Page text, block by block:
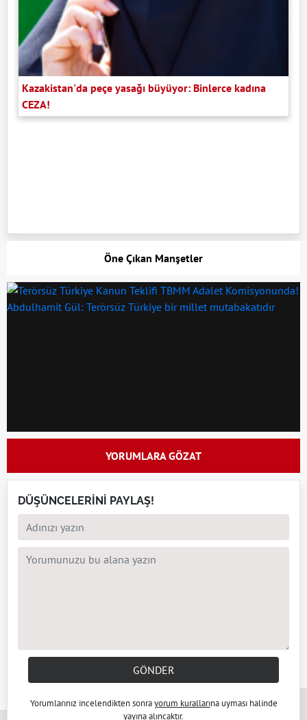
Kazakistan'da peçe yasağı büyüyor: Binlerce kadına
CEZA!
Öne Çıkan Manşetler
YORUMLARA GÖZAT
DÜŞÜNCELERİNİ PAYLAŞ!
GÖNDER
Yorumlarınız incelendikten sonrayorum kurallarına uyması halinde
yayına alıncaktır.